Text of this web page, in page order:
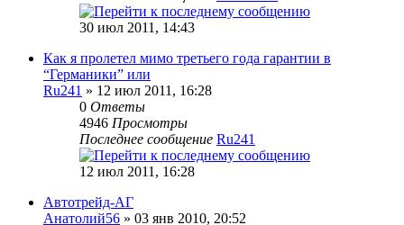
30 июл 2011, 14:43
Как я пролетел мимо третьего года гарантии в
“Германики” или
Ru241 » 12 июл 2011, 16:28
0 Ответы
4946 Просмотры
Последнее сообщение Ru241
12 июл 2011, 16:28
Автотрейд-АГ
Анатолий56 » 03 янв 2010, 20:52